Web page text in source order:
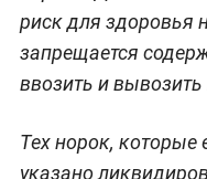
риск для здоровья
запрещается
ввозить и
Тех норок, которые
указано